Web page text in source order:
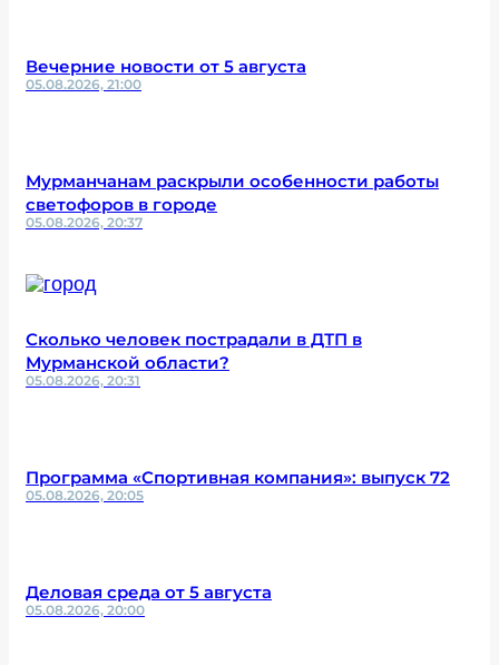
Вечерние новости от 5 августа
05.08.2026, 21:00
Мурманчанам раскрыли особенности работы
светофоров в городе
05.08.2026, 20:37
Сколько человек пострадали в ДТП в
Мурманской области?
05.08.2026, 20:31
Программа «Спортивная компания»: выпуск 72
05.08.2026, 20:05
Деловая среда от 5 августа
05.08.2026, 20:00